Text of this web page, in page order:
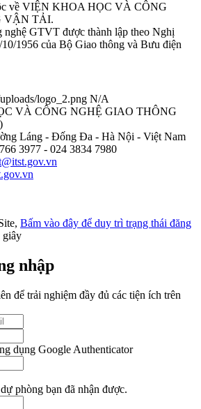
về VIỆN KHOA HỌC VÀ CÔNG
VẬN TẢI.
nghệ GTVT được thành lập theo Nghị
1956 của Bộ Giao thông và Bưu điện
logo_2.png N/A
VÀ CÔNG NGHỆ GIAO THÔNG
)
Láng - Đống Đa - Hà Nội - Việt Nam
3977 - 024 3834 7980
Bấm vào đây để duy trì trạng thái đăng
giây
nhập
để trải nghiệm đầy đủ các tiện ích trên
dụng Google Authenticator
phòng bạn đã nhận được.